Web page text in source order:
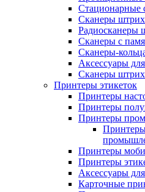
Стационарные
Сканеры штрих
Радиосканеры
Сканеры с
Сканеры-
Аксессуары
Сканеры
Принтеры этикеток
Принтеры
Принтеры
Принтеры
Принтеры
Принтеры
Аксессуары
Карточные